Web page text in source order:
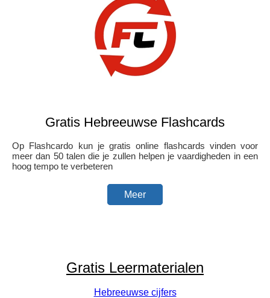
Gratis Hebreeuwse Flashcards
Op Flashcardo kun je gratis online flashcards vinden voor
meer dan 50 talen die je zullen helpen je vaardigheden in een
hoog tempo te verbeteren
Meer
Gratis Leermaterialen
Hebreeuwse cijfers